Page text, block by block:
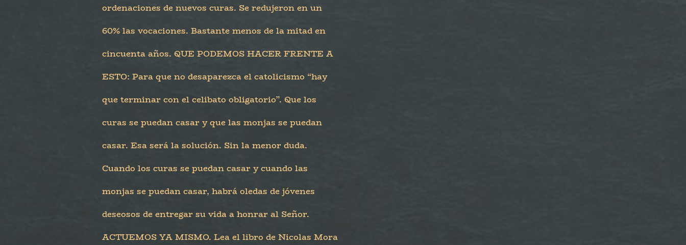
ordenaciones de nuevos curas. Se redujeron en un
60% las vocaciones. Bastante menos de la mitad en
cincuenta años. QUE PODEMOS HACER FRENTE A
ESTO: Para que no desaparezca el catolicismo “hay
que terminar con el celibato obligatorio”. Que los
curas se puedan casar y que las monjas se puedan
casar. Esa será la solución. Sin la menor duda.
Cuando los curas se puedan casar y cuando las
monjas se puedan casar, habrá oledas de jóvenes
deseosos de entregar su vida a honrar al Señor.
ACTUEMOS YA MISMO. Lea el libro de Nicolas Mora